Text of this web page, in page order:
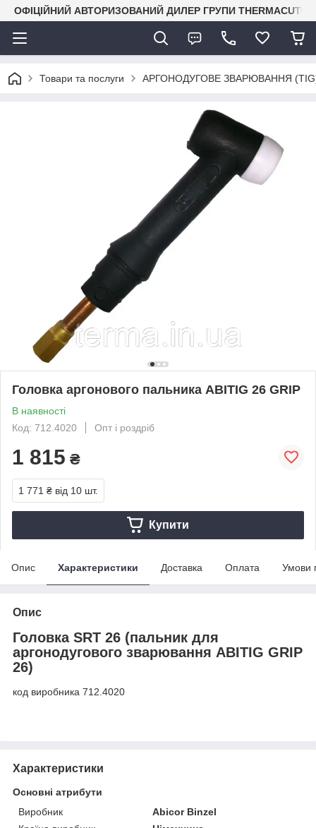
ОФІЦІЙНИЙ АВТОРИЗОВАНИЙ ДИЛЕР ГРУПИ THERMACUT® В
Товари та послуги АРГОНОДУГОВЕ ЗВАРЮВАННЯ
Головка аргонового пальника ABITIG 26 GRIP
В наявності
Код: 712.4020
Опт і роздріб
1 815 ₴
1 771 ₴ від 10 шт.
Купити
Опис Характеристики Доставка Оплата Умови
Опис
Головка SRT 26 (пальник для
аргонодугового зварювання ABITIG GRIP
26)
код виробника 712.4020
Характеристики
Основні атрибути
Виробник
Abicor Binzel